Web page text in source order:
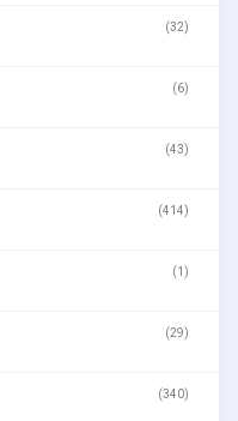
(32)
(6)
(43)
(414)
(1)
(29)
(340)